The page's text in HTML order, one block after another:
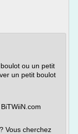
ou un petit
un petit boulot
Vous cherchez